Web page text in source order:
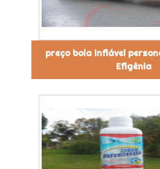
preço bola inflável
Efigênia